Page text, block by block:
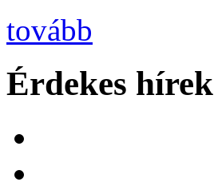
tovább
Érdekes hírek